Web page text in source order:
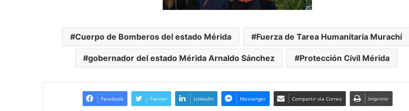
Cuerpo de Bomberos del estado Mérida Fuerza de Tarea Humanitaria Murachí
gobernador del estado Mérida Arnaldo Sánchez Protección Civil Mérida
Facebook Twitter LinkedIn Messenger Compartir via Correo Imprimir